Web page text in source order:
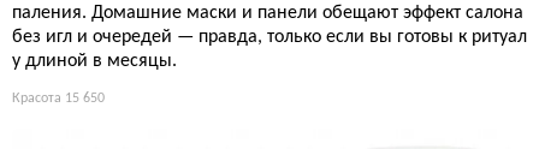
паления. Домашние маски и панели обещают эффект салона
без игл и очередей — правда, только если вы готовы к ритуал
у длиной в месяцы.
Красота 15 650